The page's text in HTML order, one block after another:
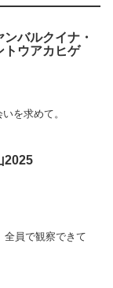
バルクイナ・
トウアカヒゲ
を求めて。
2025
全員で観察できて